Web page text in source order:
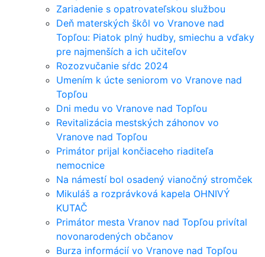
Zariadenie s opatrovateľskou službou
Deň materských škôl vo Vranove nad
Topľou: Piatok plný hudby, smiechu a vďaky
pre najmenších a ich učiteľov
Rozozvučanie sŕdc 2024
Umením k úcte seniorom vo Vranove nad
Topľou
Dni medu vo Vranove nad Topľou
Revitalizácia mestských záhonov vo
Vranove nad Topľou
Primátor prijal končiaceho riaditeľa
nemocnice
Na námestí bol osadený vianočný stromček
Mikuláš a rozprávková kapela OHNIVÝ
KUTAČ
Primátor mesta Vranov nad Topľou privítal
novonarodených občanov
Burza informácií vo Vranove nad Topľou